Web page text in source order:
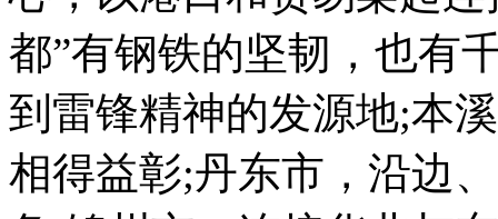
都”有钢铁的坚韧，也有
到雷锋精神的发源地;本
相得益彰;丹东市，沿边